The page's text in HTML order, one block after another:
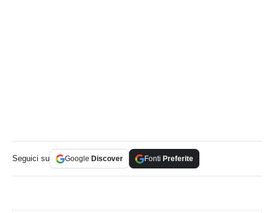
Seguici su Google Discover Fonti Preferite